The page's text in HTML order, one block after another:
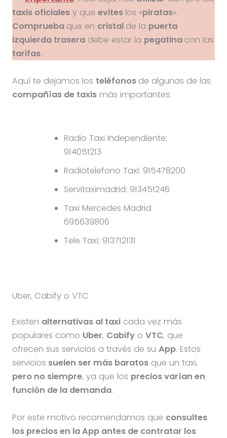
taxis oficialesy que evites los «piratas«.
Comprueba que en cristal de la puerta
izquierda traseradebe estar la pegatina con las
tarifas.
Aquí te dejamos los teléfonos de algunas de las
compañías de taxismás importantes:
Radio Taxi Independiente:
914051213
Radiotelefono Taxi: 915478200
Servitaximadrid: 913451246
Taxi Mercedes Madrid:
695639806
Tele Taxi: 913712131
Uber, Cabify o VTC
Existen alternativas al taxicada vez más
populares como Uber, Cabifyo VTC, que
ofrecen sus servicios a través de su App. Estos
servicios suelen ser más baratosque un taxi,
pero no siempre, ya que los precios varían en
función de la demanda.
Por este motivo recomendamos que consultes
los precios en la App antes de contratar los